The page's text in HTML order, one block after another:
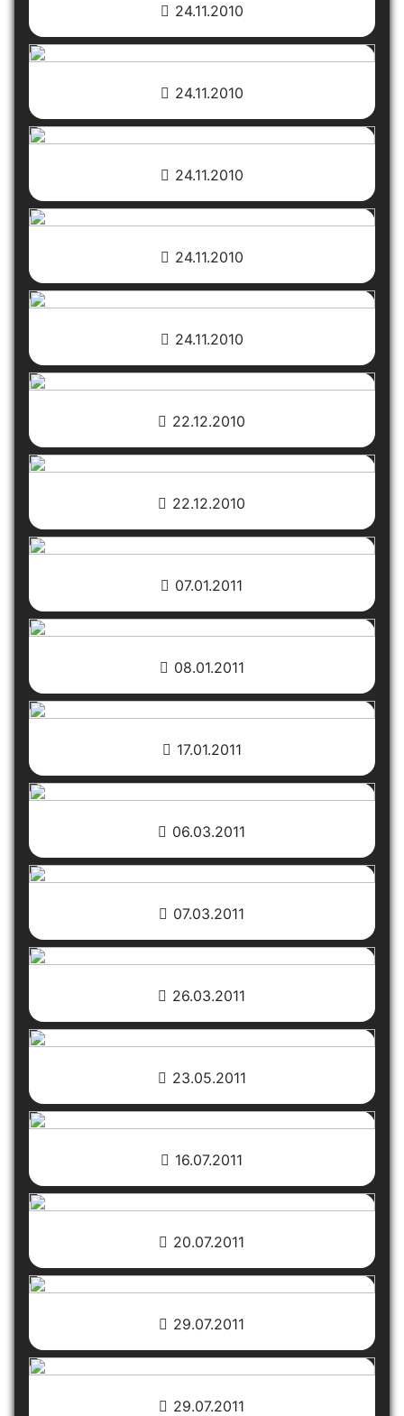
24.11.2010
24.11.2010
24.11.2010
24.11.2010
24.11.2010
22.12.2010
22.12.2010
07.01.2011
08.01.2011
17.01.2011
06.03.2011
07.03.2011
26.03.2011
23.05.2011
16.07.2011
20.07.2011
29.07.2011
29.07.2011